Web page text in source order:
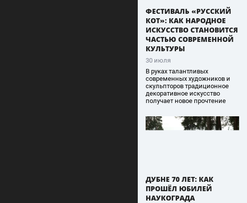
ФЕСТИВАЛЬ «РУССКИЙ
КОТ»: КАК НАРОДНОЕ
ИСКУССТВО СТАНОВИТСЯ
ЧАСТЬЮ СОВРЕМЕННОЙ
КУЛЬТУРЫ
30 июля
В руках талантливых
современных художников и
скульпторов традиционное
декоративное искусство
получает новое прочтение
ДУБНЕ 70 ЛЕТ: КАК
ПРОШЁЛ ЮБИЛЕЙ
НАУКОГРАДА